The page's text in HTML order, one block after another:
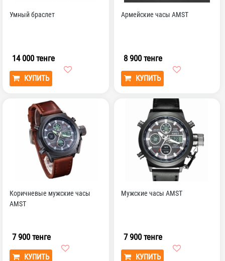
Умный браслет
14 000 тенге
КУПИТЬ
Армейские часы AMST
8 900 тенге
КУПИТЬ
Коричневые мужские часы
AMST
7 900 тенге
КУПИТЬ
Мужские часы AMST
7 900 тенге
КУПИТЬ